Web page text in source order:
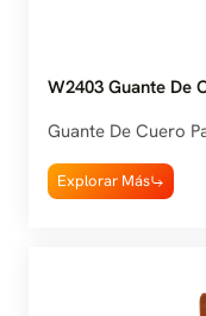
W2403 Guante De
Guante De Cuero
Explorar Más